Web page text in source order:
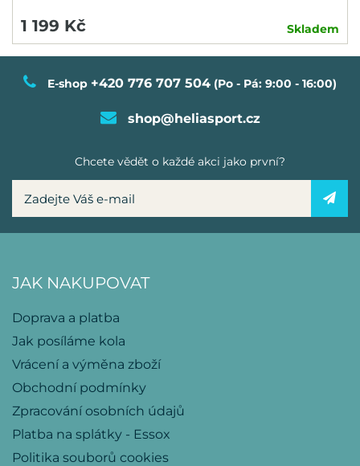
SIXTUS
SKS
SPORT ARSENAL
Tarrago
TOPEAK
1 199 Kč Skladem
E-shop +420 776 707 504 (Po - Pá: 9:00 - 16:00)
shop@heliasport.cz
Chcete vědět o každé akci jako první?
JAK NAKUPOVAT
Doprava a platba
Jak posíláme kola
Vrácení a výměna zboží
Obchodní podmínky
Zpracování osobních údajů
Platba na splátky - Essox
Politika souborů cookies